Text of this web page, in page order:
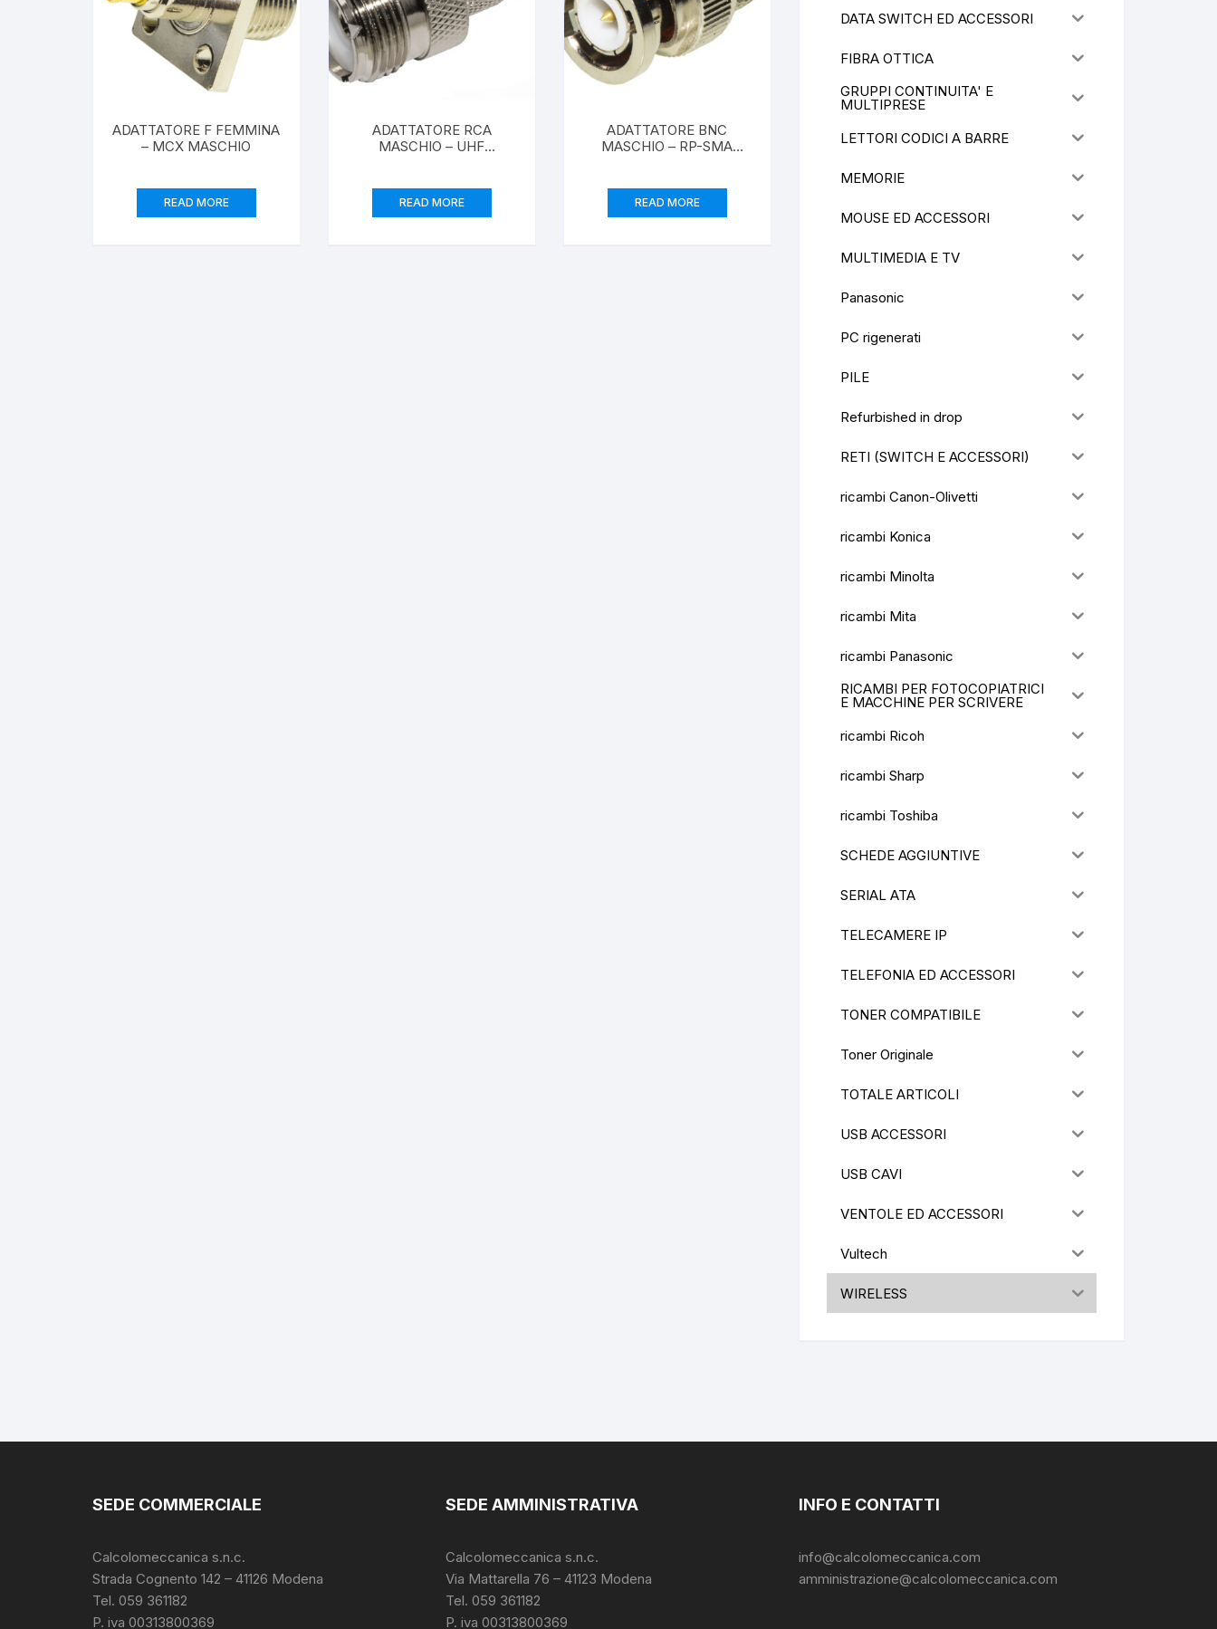
ADATTATORE F FEMMINA
– MCX MASCHIO
READ MORE
ADATTATORE RCA
MASCHIO – UHF
READ MORE
ADATTATORE BNC
MASCHIO – RP-SMA
READ MORE
DATA SWITCH ED ACCESSORI
FIBRA OTTICA
GRUPPI CONTINUITA' E
MULTIPRESE
LETTORI CODICI A BARRE
MEMORIE
MOUSE ED ACCESSORI
MULTIMEDIA E TV
Panasonic
PC rigenerati
PILE
Refurbished in drop
RETI (SWITCH E ACCESSORI)
ricambi Canon-Olivetti
ricambi Konica
ricambi Minolta
ricambi Mita
ricambi Panasonic
RICAMBI PER FOTOCOPIATRICI
E MACCHINE PER SCRIVERE
ricambi Ricoh
ricambi Sharp
ricambi Toshiba
SCHEDE AGGIUNTIVE
SERIAL ATA
TELECAMERE IP
TELEFONIA ED ACCESSORI
TONER COMPATIBILE
Toner Originale
TOTALE ARTICOLI
USB ACCESSORI
USB CAVI
VENTOLE ED ACCESSORI
Vultech
WIRELESS
SEDE COMMERCIALE
Calcolomeccanica s.n.c.
Strada Cognento 142 – 41126 Modena
Tel. 059 361182
P. iva 00313800369
SEDE AMMINISTRATIVA
Calcolomeccanica s.n.c.
Via Mattarella 76 – 41123 Modena
Tel. 059 361182
P. iva 00313800369
INFO E CONTATTI
info@calcolomeccanica.com
amministrazione@calcolomeccanica.com